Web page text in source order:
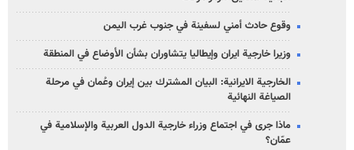
وقوع حادث أمني لسفينة في جنوب غرب اليمن
وزيرا خارجية ايران وإيطاليا يتشاوران بشأن الأوضاع في المنطقة
الخارجية الايرانية: البيان المشترك بين إيران وعُمان في مرحلة
الصياغة النهائية
ماذا جرى في اجتماع وزراء خارجية الدول العربية والإسلامية في
عمّان؟